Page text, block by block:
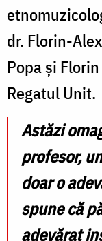
dr. Florin-
Popa și
Regatul Unit.
Astăzi
profesor,
doar o
spune că
adevărat